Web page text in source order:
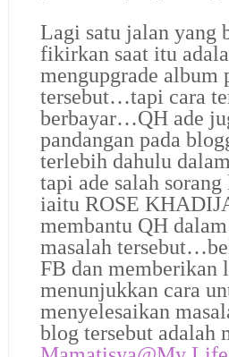
Lagi satu jalan yang
fikirkan saat itu
mengupgrade album
tersebut…tapi cara
berbayar…QH ade
pandangan pada
terlebih dahulu
tapi ade salah
iaitu ROSE
membantu QH
masalah
FB dan memberikan
menunjukkan cara
menyelesaikan
blog tersebut adalah